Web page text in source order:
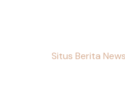
Situs Berita